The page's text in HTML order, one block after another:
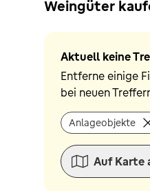
Weingüter
Aktuell keine
Entferne einige
bei neuen
Anlageobjekte
Auf Karte